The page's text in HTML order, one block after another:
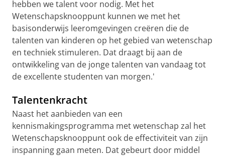
hebben we talent voor nodig. Met het
Wetenschapsknooppunt kunnen we met het
basisonderwijs leeromgevingen creëren die de
talenten van kinderen op het gebied van wetenschap
en techniek stimuleren. Dat draagt bij aan de
ontwikkeling van de jonge talenten van vandaag tot
de excellente studenten van morgen.'
Talentenkracht
Naast het aanbieden van een
kennismakingsprogramma met wetenschap zal het
Wetenschapsknooppunt ook de effectiviteit van zijn
inspanning gaan meten. Dat gebeurt door middel